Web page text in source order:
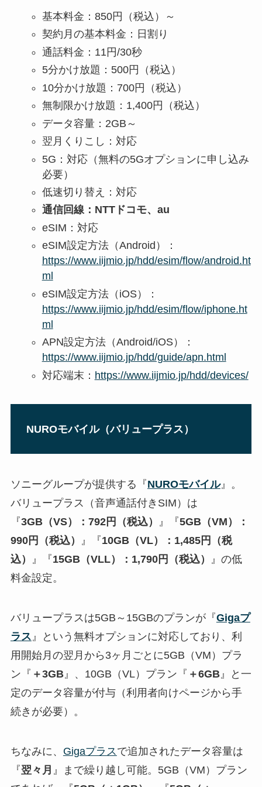
基本料金：850円（税込）～
契約月の基本料金：日割り
通話料金：11円/30秒
5分かけ放題：500円（税込）
10分かけ放題：700円（税込）
無制限かけ放題：1,400円（税込）
データ容量：2GB～
翌月くりこし：対応
5G：対応（無料の5Gオプションに申し込み
必要）
低速切り替え：対応
通信回線：NTTドコモ、au
eSIM：対応
eSIM設定方法（Android）：
https://www.iijmio.jp/hdd/esim/flow/android.ht
ml
eSIM設定方法（iOS）：
https://www.iijmio.jp/hdd/esim/flow/iphone.ht
ml
APN設定方法（Android/iOS）：
https://www.iijmio.jp/hdd/guide/apn.html
対応端末： https://www.iijmio.jp/hdd/devices/
NUROモバイル（バリュープラス）
ソニーグループが提供する『NUROモバイル』。
バリュープラス（音声通話付きSIM）は
『3GB（VS）：792円（税込） 』『5GB（VM）：
990円（税込）
』『10GB（VL）：1,485円（税
込）
』『15GB（VLL）：1,790円（税込）
』の低
料金設定。
バリュープラスは5GB～15GBのプランが『Gigaプ
ラス』という無料オプションに対応しており、利
用開始月の翌月から3ヶ月ごとに5GB（VM）プラ
ン『 ＋3GB』、10GB（VL）プラン『 ＋6GB』と一
定のデータ容量が付与（利用者向けページから手
続きが必要）。
ちなみに、 Gigaプラス で追加されたデータ容量は
『翌々月 』まで繰り越し可能。5GB（VM）プラン